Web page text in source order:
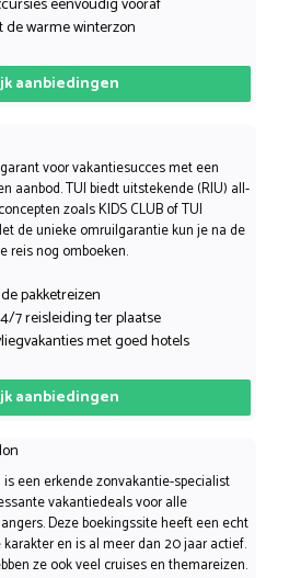
eenvoudig vooraf
de warme winterzon
aanbiedingen
voor vakantiesucces met een
aanbod. TUI biedt uitstekende (RIU) all-
zoals KIDS CLUB of TUI
de unieke omruilgarantie kun je na de
reis nog omboeken.
pakketreizen
7 reisleiding ter plaatse
met goed hotels
aanbiedingen
is een erkende zonvakantie-specialist
vakantiedeals voor alle
Deze boekingssite heeft een echt
en is al meer dan 20 jaar actief.
ze ook veel cruises en themareizen.